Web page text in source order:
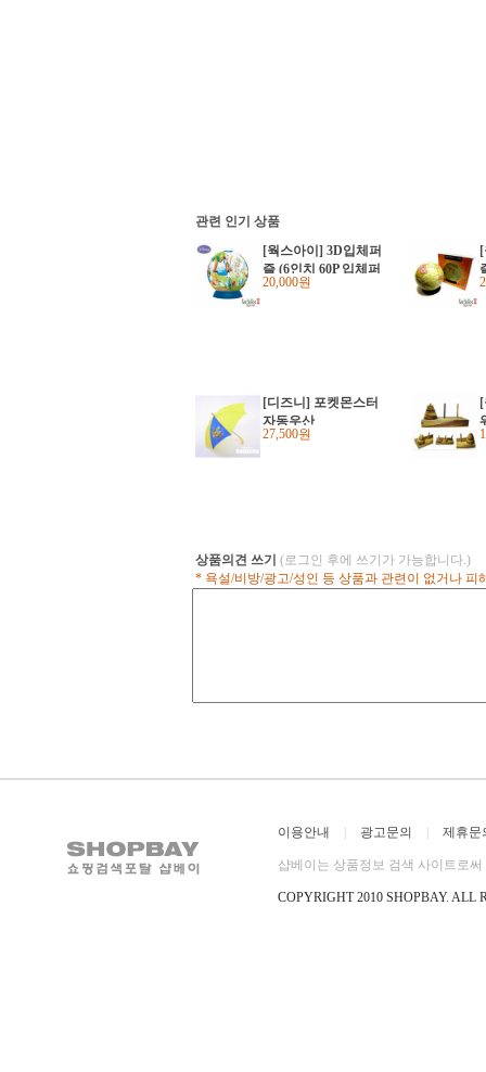
관련 인기 상품
[웍스아이] 3D입체퍼
즐 (6인치 60P 입체퍼
즐) 미키의 동물농장
20,000원
[디즈니] 포켓몬스터
자동우산
27,500원
상품의견 쓰기 (로그인 후에 쓰기가 가능합니다.)
* 욕설/비방/광고/성인 등 상품과 관련이 없거나
이용안내 광고문의 제휴문
샵베이는 상품정보 검색 사이트로
COPYRIGHT 2010 SHOPBAY. ALL